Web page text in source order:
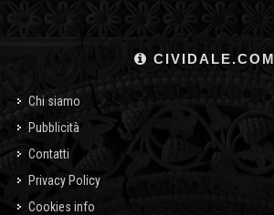
CIVIDALE.COM
Chi siamo
Pubblicità
Contatti
Privacy Policy
Cookies info